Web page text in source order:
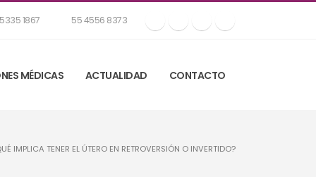
1867 55 4556 8373
MÉDICAS ACTUALIDAD CONTACTO
IMPLICA TENER EL ÚTERO EN RETROVERSIÓN O INVERTIDO?